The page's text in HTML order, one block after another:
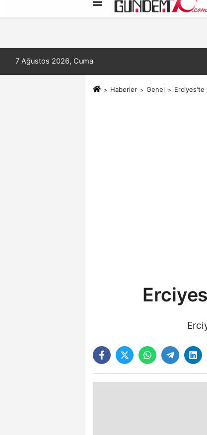
Künye İletişim Çerez
7 Ağustos 2026, Cuma
Haberler Genel Erciyes'te